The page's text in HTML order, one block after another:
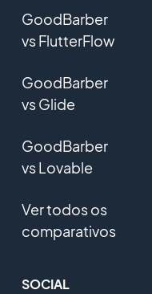
GoodBarber
vs FlutterFlow
GoodBarber
vs Glide
GoodBarber
vs Lovable
Ver todos os
comparativos
SOCIAL